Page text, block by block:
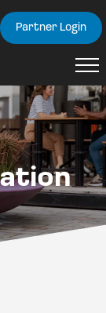
Partner Login